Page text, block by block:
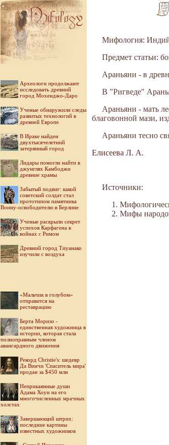
Археологи продолжают
исследовать древний
город Мохенджо-Даро
Ученые обнаружили следы
развитых технологий в
древней Европе
В Ираке найден
двухтысячелетний
затерянный город
Лидары помогли найти в
джунглях Камбоджи
древние храмы
Забытый подвиг: какой
советский солдат стал
прототипом памятника
Воину-освободителю в Берлине
Ученые раскрыли секрет
успехов Карфагена в
войнах с Римом
Древний город Тиуанако
изучили с воздуха
«Мальчик в голубом»
отправится на
реставрацию
Берта Моризо -
единственная художница в
истории, которая стала
полноправным членом
авангардного движения
Рекорд Christie's: шедевр
Да Винчи 'Спаситель мира'
продан за $450 млн
Неприкаянные души
Адама Хоуи на его
многочисленных мрачных
холстах
Завершающий штрих:
последние картины
известных художников
Мифология:
Предмет статьи:
Араньяни - в
В "Ригведе"
Араньяни - мать
благовонной мази,
Араньяни тесно
Елисеева Л. А.
Источники:
Мифы